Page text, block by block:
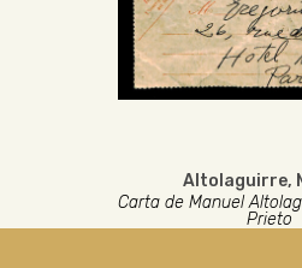
Altolaguirre,
Carta de Manuel
Prieto